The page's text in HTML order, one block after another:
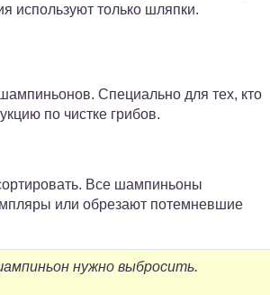
используют только шляпки.
Специально для тех, кто
по чистке грибов.
Все шампиньоны
или обрезают потемневшие
нужно выбросить.